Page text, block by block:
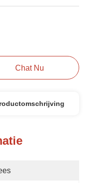
Chat Nu